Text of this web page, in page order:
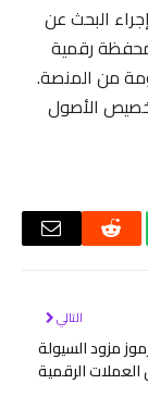
البحث عن
رقمية
من المنصة.
الأصول
رديت
البريد
التالي
مزود السيولة
الرقمية